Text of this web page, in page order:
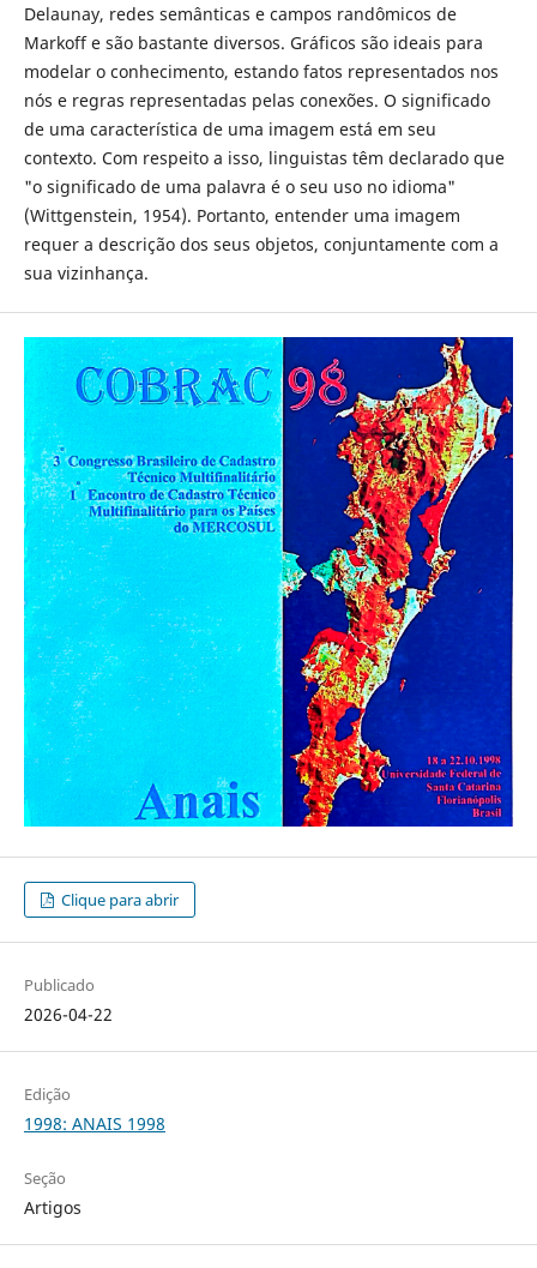
Delaunay, redes semânticas e campos randômicos de
Markoff e são bastante diversos. Gráficos são ideais para
modelar o conhecimento, estando fatos representados nos
nós e regras representadas pelas conexões. O significado
de uma característica de uma imagem está em seu
contexto. Com respeito a isso, linguistas têm declarado que
"o significado de uma palavra é o seu uso no idioma"
(Wittgenstein, 1954). Portanto, entender uma imagem
requer a descrição dos seus objetos, conjuntamente com a
sua vizinhança.
Clique para abrir
Publicado
2026-04-22
Edição
1998: ANAIS 1998
Seção
Artigos